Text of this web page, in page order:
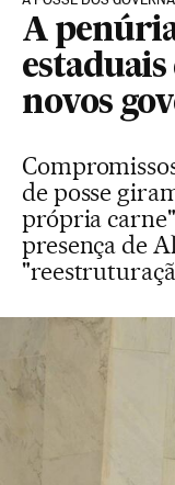
A
estaduais
novos
de posse
própria
presença de